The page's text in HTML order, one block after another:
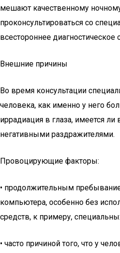
мешают качественному
проконсультироваться со
всестороннее диагностическое
Внешние причины
Во время консультации
человека, как именно у него
иррадиация в глаза, имеется
негативными раздражителями.
Провоцирующие факторы:
• продолжительным
компьютера, особенно без
средств, к примеру,
• часто причиной того, что у